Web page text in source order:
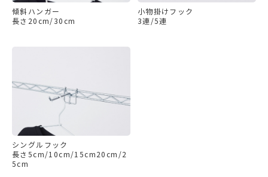
傾斜ハンガー
長さ20cm/30cm
小物掛けフック
3連/5連
シングルフック
長さ5cm/10cm/15cm20cm/2
5cm